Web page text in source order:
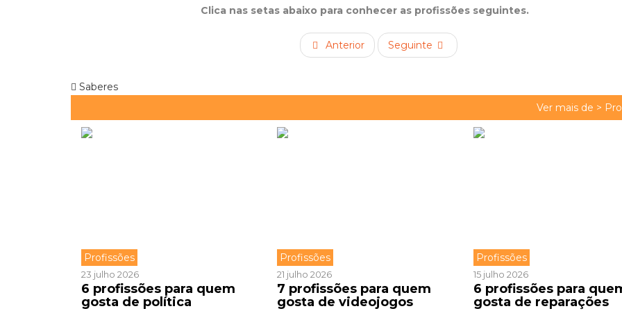
Clica nas setas abaixo para conhecer as profissões seguintes.
Anterior Seguinte
Saberes
Ver mais de >
Profissões
23 julho 2026
6 profissões para quem
gosta de política
Profissões
21 julho 2026
7 profissões para quem
gosta de videojogos
Profissões
15 julho 2026
6 profissões para
gosta de reparações